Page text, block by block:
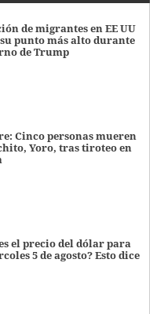
de migrantes en EE UU
punto más alto durante
de Trump
Cinco personas mueren
Yoro, tras tiroteo en
el precio del dólar para
5 de agosto? Esto dice